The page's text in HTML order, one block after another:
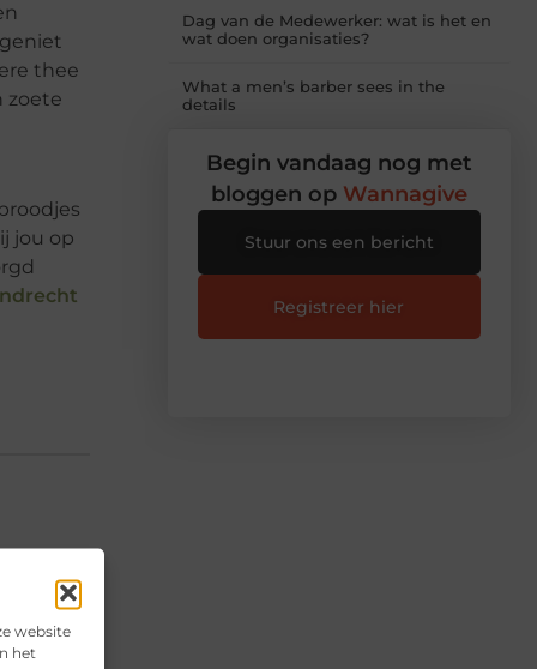
website
het
thee
zoete
jou op
▼
Dag van de Medewerker: wat is het en
wat doen organisaties?
What a men’s barber sees in the
details
Begin vandaag nog met
bloggen op Wannagive
Stuur ons een bericht
Registreer hier